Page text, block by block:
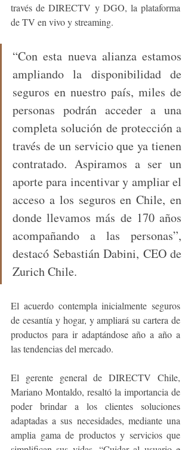
través de DIRECTV y DGO, la plataforma
de TV en vivo y streaming.
“Con esta nueva alianza estamos
ampliando la disponibilidad de
seguros en nuestro país, miles de
personas podrán acceder a una
completa solución de protección a
través de un servicio que ya tienen
contratado. Aspiramos a ser un
aporte para incentivar y ampliar el
acceso a los seguros en Chile, en
donde llevamos más de 170 años
acompañando a las personas”,
destacó Sebastián Dabini, CEO de
Zurich Chile.
El acuerdo contempla inicialmente seguros
de cesantía y hogar, y ampliará su cartera de
productos para ir adaptándose año a año a
las tendencias del mercado.
El gerente general de DIRECTV Chile,
Mariano Montaldo, resaltó la importancia de
poder brindar a los clientes soluciones
adaptadas a sus necesidades, mediante una
amplia gama de productos y servicios que